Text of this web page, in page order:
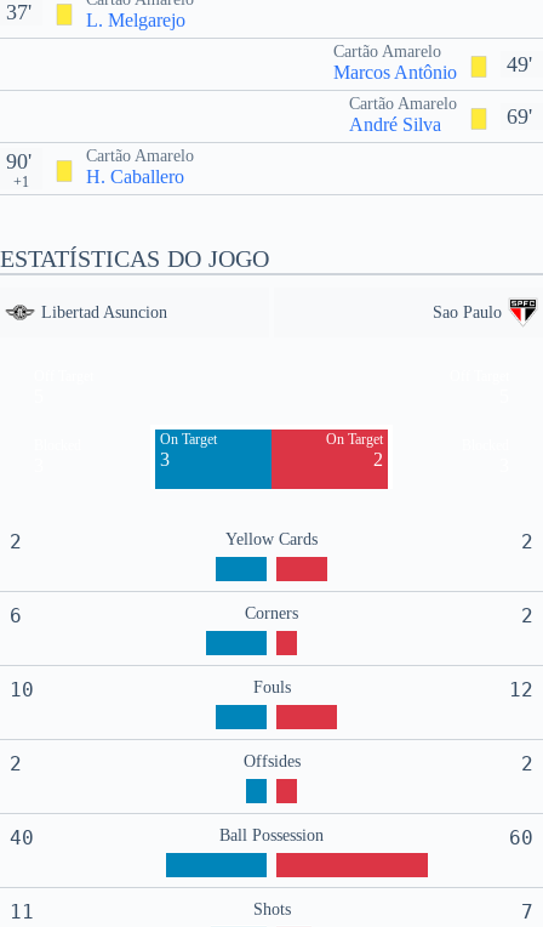
L. Melgarejo
37'
49'
Cartão Amarelo
Marcos Antônio
69'
Cartão Amarelo
André Silva
Cartão Amarelo
H. Caballero
90'
+1
ESTATÍSTICAS DO JOGO
Libertad Asuncion Sao Paulo
On Target
3
On Target
2
2 Yellow Cards 2
6 Corners 2
10 Fouls 12
2 Offsides 2
40 Ball Possession 60
11 Shots 7